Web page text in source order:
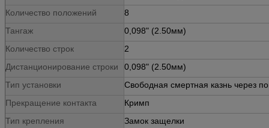
Количество положений
8
Тангаж
0,098" (2.50мм)
Количество строк
2
Дистанционирование строки
0,098" (2.50мм)
Тип установки
Свободная смертная казнь через
Прекращение контакта
Кримп
Тип крепления
Замок защелки